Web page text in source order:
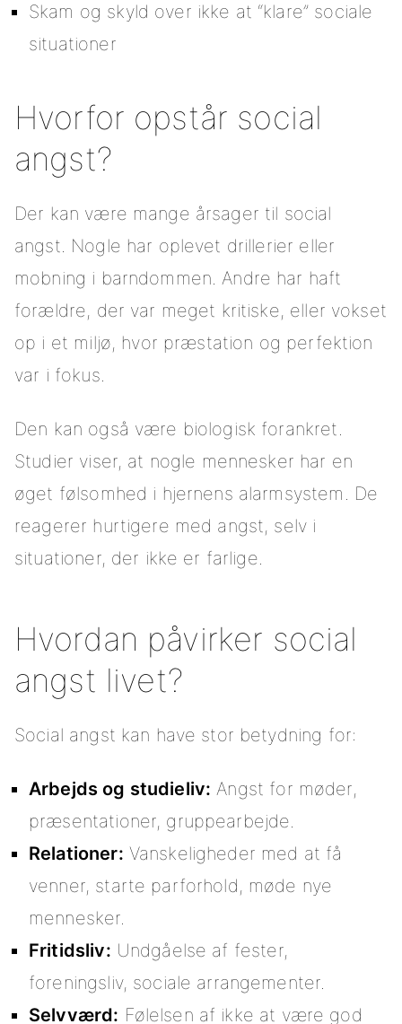
Skam og skyld over ikke at “klare” sociale
situationer
Hvorfor opstår social
angst?
Der kan være mange årsager til social
angst. Nogle har oplevet drillerier eller
mobning i barndommen. Andre har haft
forældre, der var meget kritiske, eller vokset
op i et miljø, hvor præstation og perfektion
var i fokus.
Den kan også være biologisk forankret.
Studier viser, at nogle mennesker har en
øget følsomhed i hjernens alarmsystem. De
reagerer hurtigere med angst, selv i
situationer, der ikke er farlige.
Hvordan påvirker social
angst livet?
Social angst kan have stor betydning for:
Arbejds og studieliv: Angst for møder,
præsentationer, gruppearbejde.
Relationer: Vanskeligheder med at få
venner, starte parforhold, møde nye
mennesker.
Fritidsliv: Undgåelse af fester,
foreningsliv, sociale arrangementer.
Selvværd: Følelsen af ikke at være god